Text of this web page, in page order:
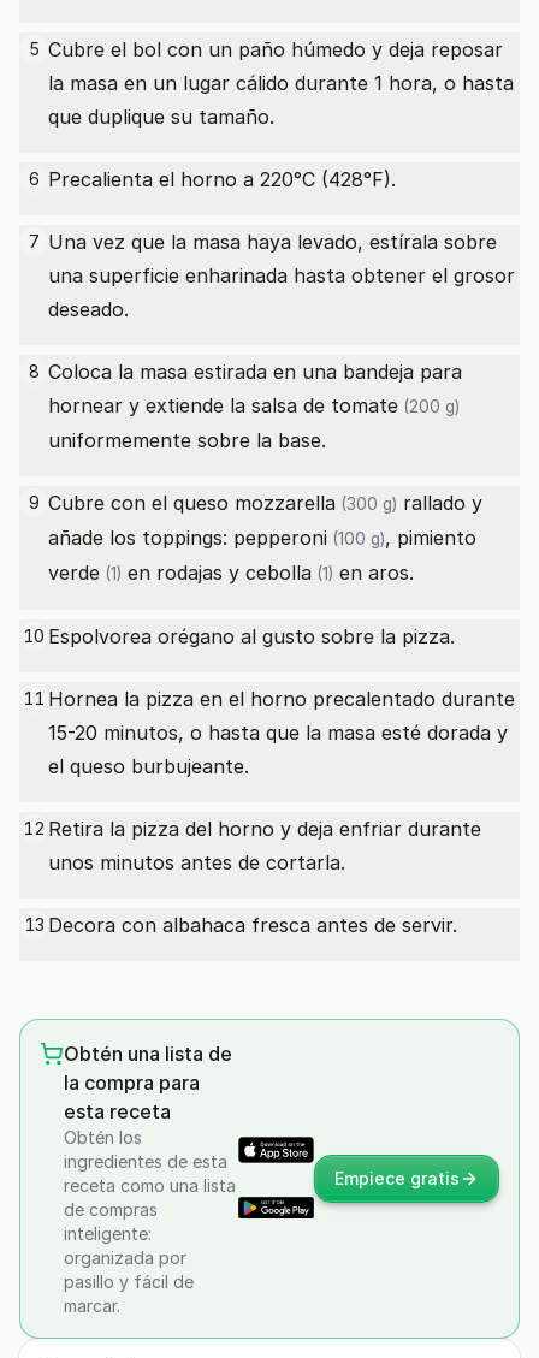
5 Cubre el bol con un paño húmedo y deja reposar
la masa en un lugar cálido durante 1 hora, o hasta
que duplique su tamaño.
6 Precalienta el horno a 220°C (428°F).
7 Una vez que la masa haya levado, estírala sobre
una superficie enharinada hasta obtener el grosor
deseado.
8 Coloca la masa estirada en una bandeja para
hornear y extiende la salsa de tomate (200 g)
uniformemente sobre la base.
9 Cubre con el queso mozzarella (300 g) rallado y
añade los toppings: pepperoni (100 g), pimiento
verde (1) en rodajas y cebolla (1) en aros.
10 Espolvorea orégano al gusto sobre la pizza.
11 Hornea la pizza en el horno precalentado durante
15-20 minutos, o hasta que la masa esté dorada y
el queso burbujeante.
12 Retira la pizza del horno y deja enfriar durante
unos minutos antes de cortarla.
13 Decora con albahaca fresca antes de servir.
Obtén una lista de
la compra para
esta receta
Obtén los
ingredientes de esta
receta como una lista
de compras
inteligente:
organizada por
pasillo y fácil de
marcar.
Empiece gratis